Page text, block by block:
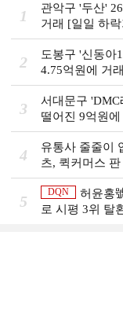
1
관악구 '두산'
거래 [일일 하
2
도봉구 '신동아
4.75억원에 거
3
서대문구 'DMC
떨어진 9억원
4
유통사 줄줄이
츠, 퀵커머스
5
DQN
허윤홍
로 시평 3위 탈